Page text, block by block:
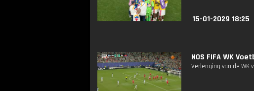
15-01-2029 18:25
NOS FIFA WK
Verlenging van de WK